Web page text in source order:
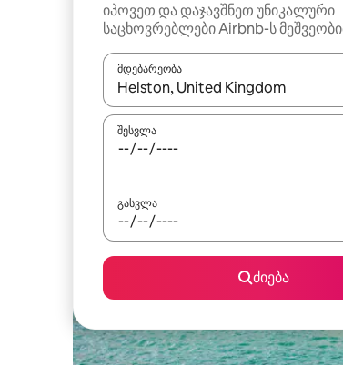
იპოვეთ და დაჯავშნეთ უნიკალური
საცხოვრებლები Airbnb-ს
მდებარეობა
როცა შედეგები ხელმისაწვდომი
შესვლა
გასვლა
ძიება